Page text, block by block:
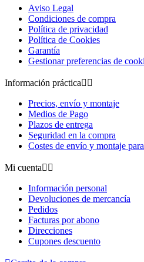
Aviso Legal
Condiciones de compra
Política de privacidad
Política de Cookies
Garantía
Gestionar preferencias de
Información práctica 
Precios, envío y montaje
Medios de Pago
Plazos de entrega
Seguridad en la compra
Costes de envío y montaje
Mi cuenta 
Información personal
Devoluciones de mercancía
Pedidos
Facturas por abono
Direcciones
Cupones descuento